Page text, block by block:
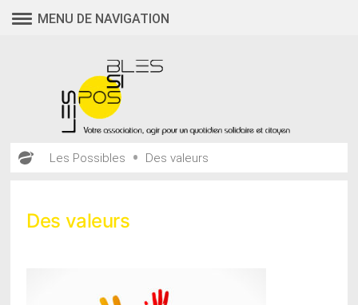
MENU DE NAVIGATION
Les Possibles • Des valeurs
Des valeurs